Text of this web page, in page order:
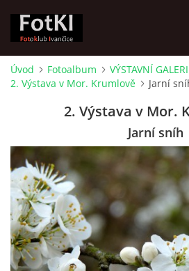
ÚVOD
KRONIKA
FOTO VYCHÁZKY
ŽIVOT FOTOKLUBU
Úvod Fotoalbum
VÝSTAVNÍ
2. Výstava v Mor. Krumlově
Jarní
2. Výstava v Mor.
Jarní sníh